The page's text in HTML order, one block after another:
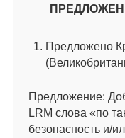
Предложено
Предложение:
LRM слова «по
безопасность и/